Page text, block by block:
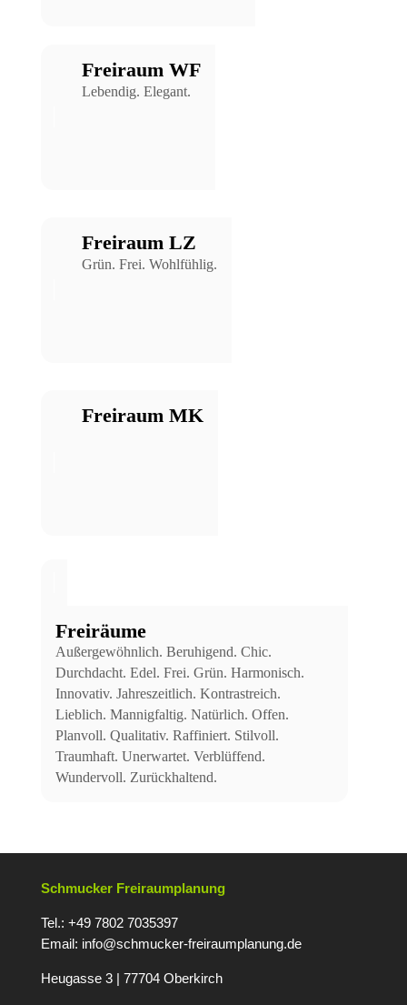
Freiraum WF
Lebendig. Elegant.
Freiraum LZ
Grün. Frei. Wohlfühlig.
Freiraum MK
Freiräume
Außergewöhnlich. Beruhigend. Chic.
Durchdacht. Edel. Frei. Grün. Harmonisch.
Innovativ. Jahreszeitlich. Kontrastreich.
Lieblich. Mannigfaltig. Natürlich. Offen.
Planvoll. Qualitativ. Raffiniert. Stilvoll.
Traumhaft. Unerwartet. Verblüffend.
Wundervoll. Zurückhaltend.
Schmucker Freiraumplanung
Tel.: +49 7802 7035397
Email: info@schmucker-freiraumplanung.de
Heugasse 3 | 77704 Oberkirch